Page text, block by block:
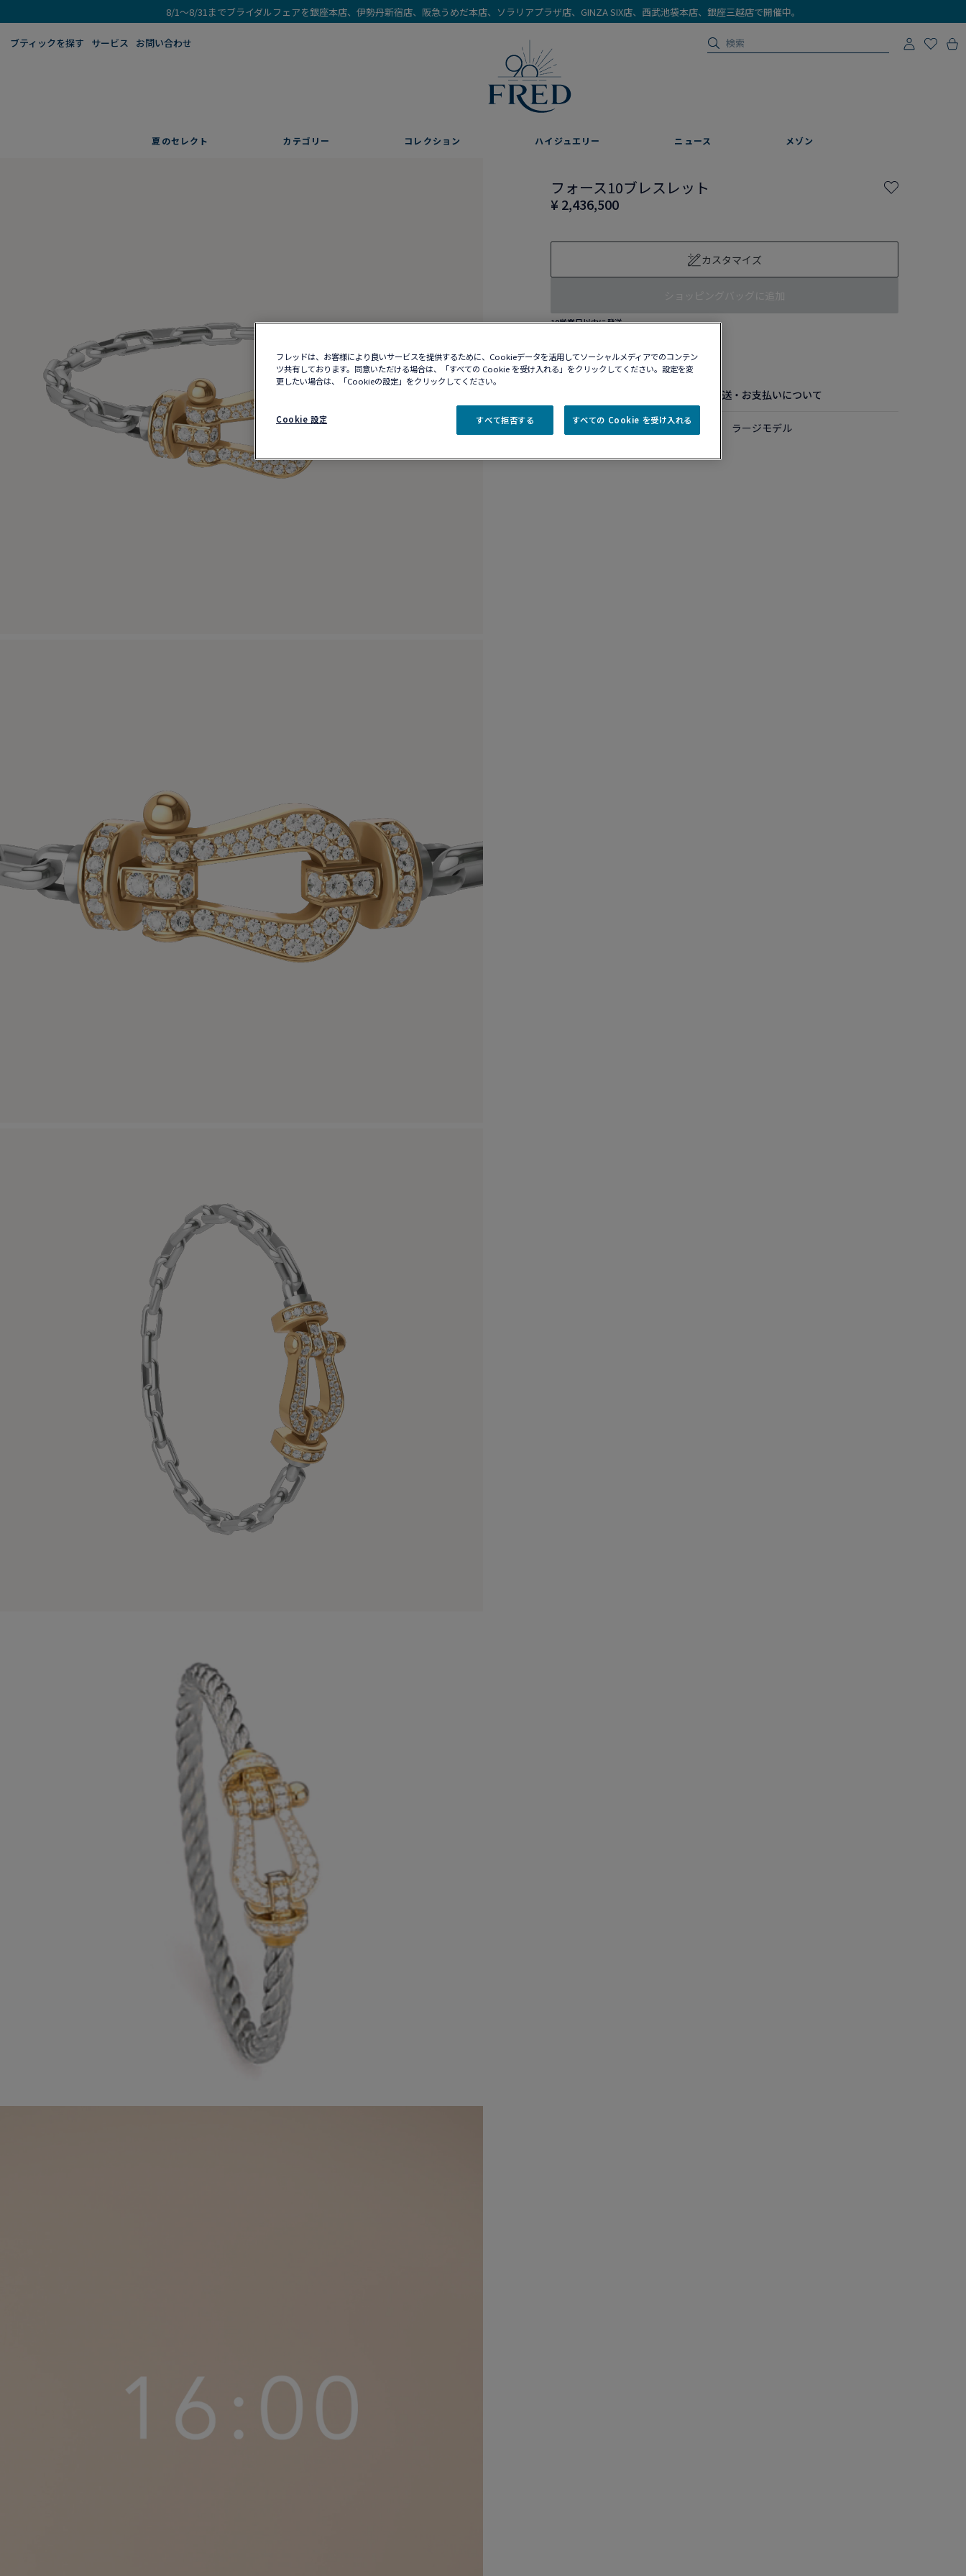
8/1～8/31までブライダルフェアを銀座本店、伊勢丹新宿店、阪急うめだ本店、ソラリアプラザ店、GINZA SIX店、西武池袋本店、銀座三越店で開催中。
ブティックを探す​ サービス お問い合わせ
夏のセレクト カテゴリー コレクション ハイジュエリー ニュース メゾン
フォース10ブレスレット
¥ 2,436,500
カスタマイズ
10営業日以内に発送
配送・お支払いについて
18K イエローゴールド ダイアモンド ラージモデル
フレッドは、お客様により良いサービスを提供するために、Cookieデータを活用してソーシャルメディアでのコンテン
ツ共有しております。同意いただける場合は、「すべての Cookie を受け入れる」をクリックしてください。設定を変
更したい場合は、「Cookieの設定」をクリックしてください。
Cookie 設定 すべて拒否する すべての Cookie を受け入れる